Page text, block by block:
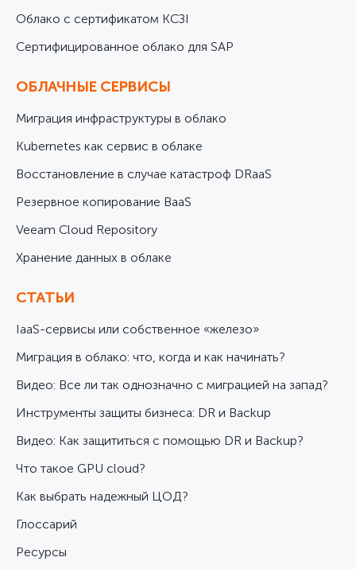
Облако с сертификатом КСЗІ
Cертифицированное облако для SAP
ОБЛАЧНЫЕ СЕРВИСЫ
Миграция инфраструктуры в облако
Kubernetes как сервис в облаке
Восстановление в случае катастроф DRaaS
Резервное копирование BaaS
Veeam Cloud Repository
Хранение данных в облаке
СТАТЬИ
IaaS-сервисы или собственное «железо»
Миграция в облако: что, когда и как начинать?
Видео: Все ли так однозначно с миграцией на запад?
Инструменты защиты бизнеса: DR и Backup
Видео: Как защититься с помощью DR и Backup?
Что такое GPU cloud?
Как выбрать надежный ЦОД?
Глоссарий
Ресурсы